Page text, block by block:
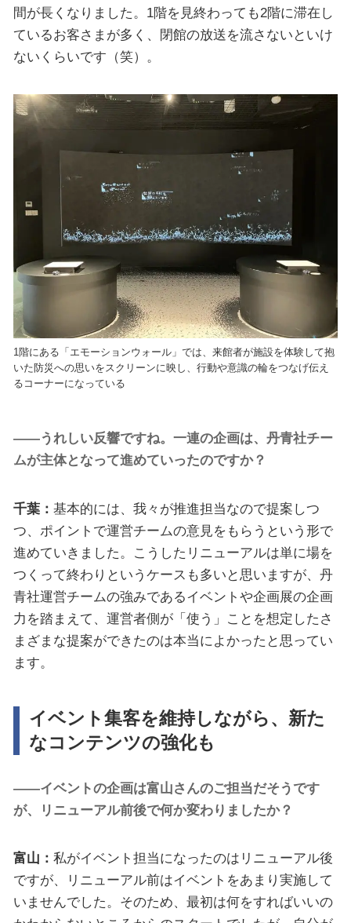
間が長くなりました。1階を見終わっても2階に滞在し
ているお客さまが多く、閉館の放送を流さないといけ
ないくらいです（笑）。
1階にある「エモーションウォール」では、来館者が施設を体験して抱
いた防災への思いをスクリーンに映し、行動や意識の輪をつなげ伝え
るコーナーになっている
――うれしい反響ですね。一連の企画は、丹青社チー
ムが主体となって進めていったのですか？
千葉： 基本的には、我々が推進担当なので提案しつ
つ、ポイントで運営チームの意見をもらうという形で
進めていきました。こうしたリニューアルは単に場を
つくって終わりというケースも多いと思いますが、丹
青社運営チームの強みであるイベントや企画展の企画
力を踏まえて、運営者側が「使う」ことを想定したさ
まざまな提案ができたのは本当によかったと思ってい
ます。
イベント集客を維持しながら、新た
なコンテンツの強化も
――イベントの企画は富山さんのご担当だそうです
が、リニューアル前後で何か変わりましたか？
富山： 私がイベント担当になったのはリニューアル後
ですが、リニューアル前はイベントをあまり実施して
いませんでした。そのため、最初は何をすればいいの